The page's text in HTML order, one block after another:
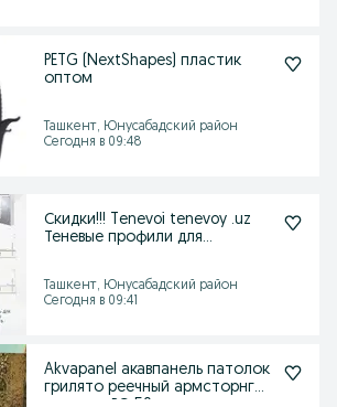
PETG (NextShapes) пластик
оптом
Ташкент, Юнусабадский район
Сегодня в 09:48
Скидки!!! Tenevoi tenevoy .uz
Теневые профили для
Ташкент, Юнусабадский район
Сегодня в 09:41
Akvapanel акавпанель патолок
грилято реечный армсторнг